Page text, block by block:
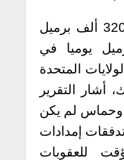
وارتفع إنتاج النفط بمقدار 320 ألف برميل
برميل يوميا في
المتحدة
أشار التقرير
وحماس لم يكن
إمدادات
للعقوبات